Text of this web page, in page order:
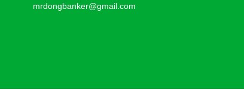
mrdongbanker@gmail.com